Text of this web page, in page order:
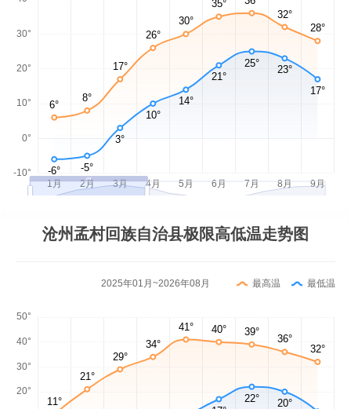
沧州孟村回族自治县极限高低温走势图
2025年01月~2026年08月 最高温 最低温